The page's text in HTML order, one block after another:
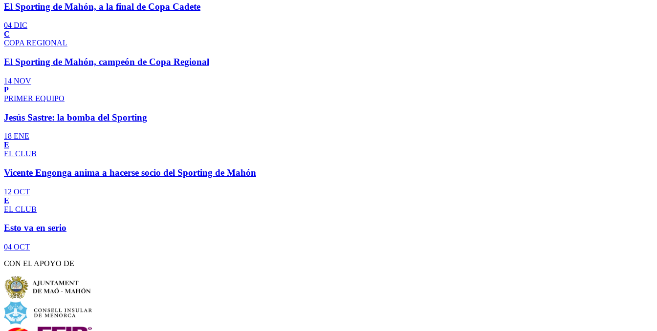
El Sporting de Mahón, a la final de Copa Cadete
04 DIC
C
COPA REGIONAL
El Sporting de Mahón, campeón de Copa Regional
14 NOV
P
PRIMER EQUIPO
Jesús Sastre: la bomba del Sporting
18 ENE
E
EL CLUB
Vicente Engonga anima a hacerse socio del Sporting de Mahón
12 OCT
E
EL CLUB
Esto va en serio
04 OCT
CON EL APOYO DE